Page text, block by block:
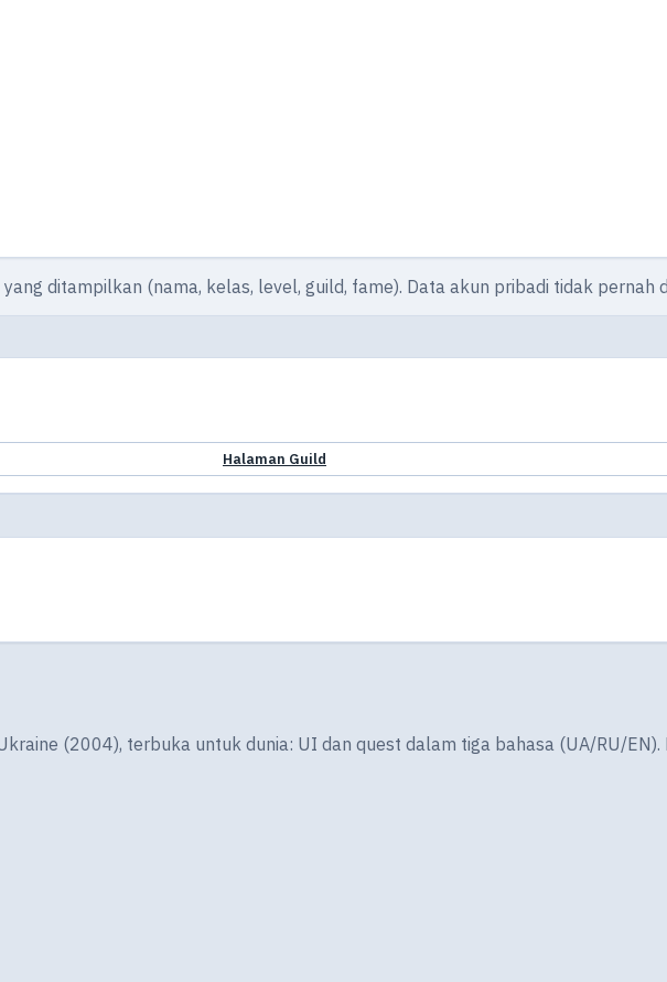
ditampilkan (nama, kelas, level, guild, fame). Data akun pribadi tidak pernah
Halaman Guild
(2004), terbuka untuk dunia: UI dan quest dalam tiga bahasa (UA/RU/